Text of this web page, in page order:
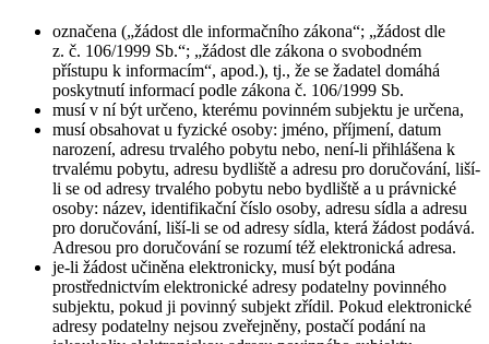
označena („žádost dle informačního zákona“; „žádost dle
z. č. 106/1999 Sb.“; „žádost dle zákona o svobodném
přístupu k informacím“, apod.), tj., že se žadatel domáhá
poskytnutí informací podle zákona č. 106/1999 Sb.
musí v ní být určeno, kterému povinném subjektu je určena,
musí obsahovat u fyzické osoby: jméno, příjmení, datum
narození, adresu trvalého pobytu nebo, není-li přihlášena k
trvalému pobytu, adresu bydliště a adresu pro doručování, liší-
li se od adresy trvalého pobytu nebo bydliště a u právnické
osoby: název, identifikační číslo osoby, adresu sídla a adresu
pro doručování, liší-li se od adresy sídla, která žádost podává.
Adresou pro doručování se rozumí též elektronická adresa.
je-li žádost učiněna elektronicky, musí být podána
prostřednictvím elektronické adresy podatelny povinného
subjektu, pokud ji povinný subjekt zřídil. Pokud elektronické
adresy podatelny nejsou zveřejněny, postačí podání na